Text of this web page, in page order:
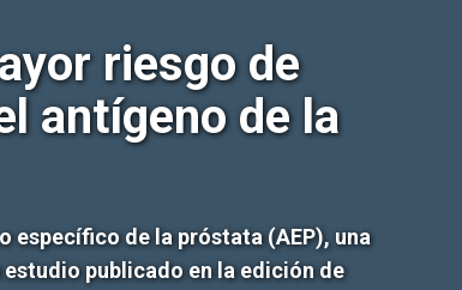
riesgo de
antígeno de la
específico de la próstata (AEP), una
publicado en la edición de